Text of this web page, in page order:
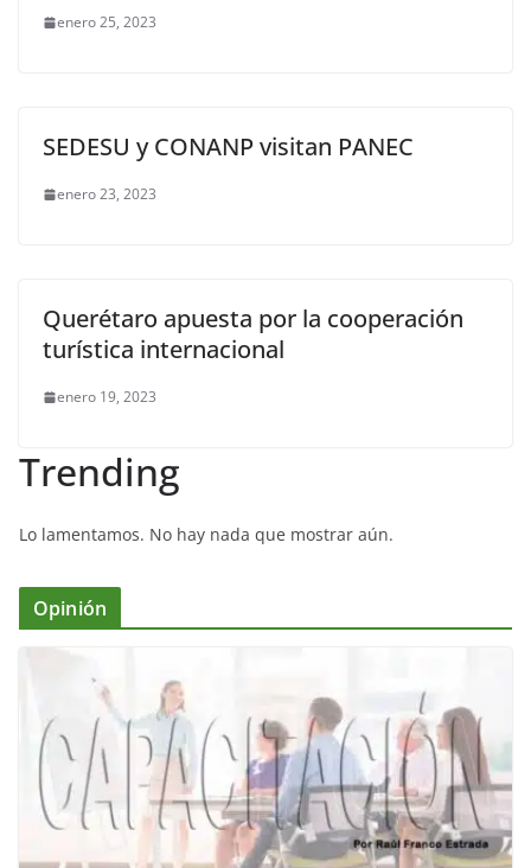
enero 25, 2023
SEDESU y CONANP visitan PANEC
enero 23, 2023
Querétaro apuesta por la cooperación
turística internacional
enero 19, 2023
Trending
Lo lamentamos. No hay nada que mostrar aún.
Opinión